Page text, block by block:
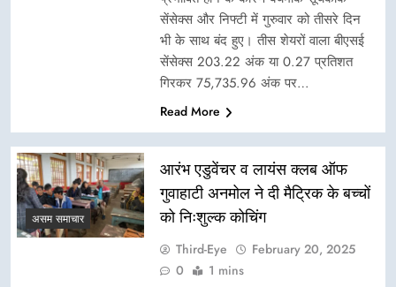
सेंसेक्स और निफ्टी में गुरुवार को तीसरे दिन
भी के साथ बंद हुए। तीस शेयरों वाला बीएसई
सेंसेक्स 203.22 अंक या 0.27 प्रतिशत
गिरकर 75,735.96 अंक पर…
Read More
असम समाचार
आरंभ एडुवेंचर व लायंस क्लब ऑफ
गुवाहाटी अनमोल ने दी मैट्रिक के बच्चों
को निःशुल्क कोचिंग
Third-Eye
February 20, 2025
0
1 mins